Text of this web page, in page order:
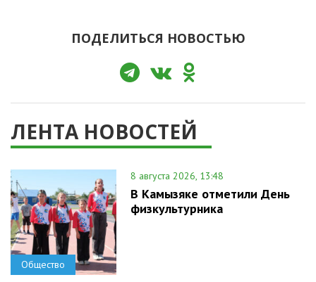
ПОДЕЛИТЬСЯ НОВОСТЬЮ
ЛЕНТА НОВОСТЕЙ
Общество
8 августа 2026, 13:48
В Камызяке отметили День
физкультурника